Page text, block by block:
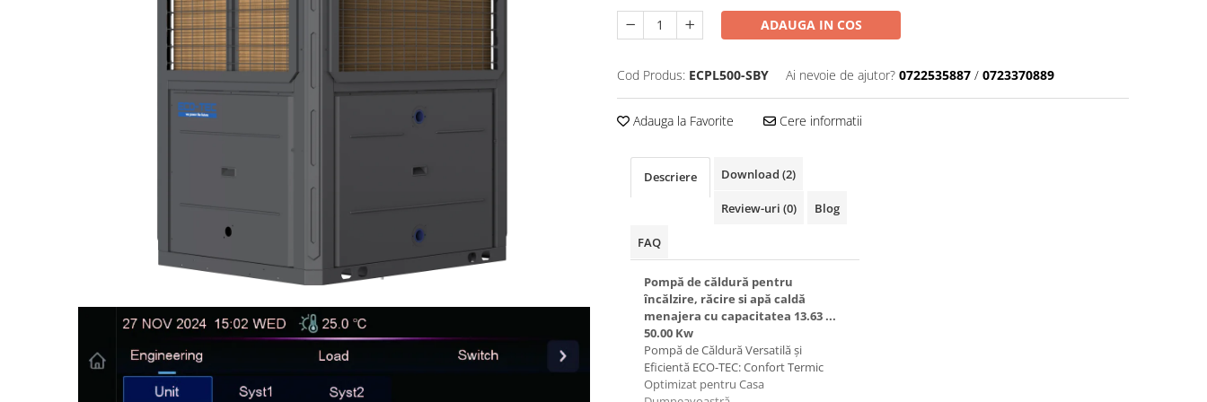
ADAUGA IN COS
Cod Produs: ECPL500-SBY Ai nevoie de ajutor? 0722535887 / 0723370889
Adauga la Favorite Cere informatii
Descriere Download (2)
Review-uri (0) Blog
FAQ
Pompă de căldură pentru
încălzire, răcire si apă caldă
menajera cu capacitatea 13.63 ...
50.00 Kw
Pompă de Căldură Versatilă și
Eficientă ECO-TEC: Confort Termic
Optimizat pentru Casa